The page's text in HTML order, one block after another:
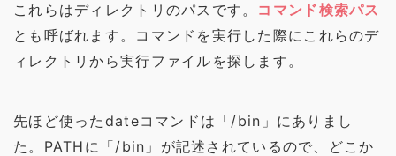
これらはディレクトリのパスです。 コマンド検索パス
とも呼ばれます。コマンドを実行した際にこれらのデ
ィレクトリから実行ファイルを探します。
先ほど使ったdateコマンドは「/bin」にありまし
た。PATHに「/bin」が記述されているので、どこか